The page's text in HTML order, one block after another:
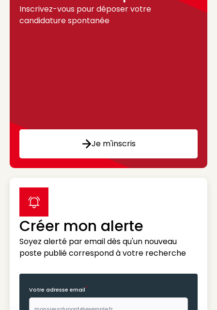
Inscrivez-vous pour déposer votre
candidature spontanée
Je m'inscris
Créer mon alerte
Soyez alerté par email dès qu'un nouveau
poste publié correspond à votre recherche
label icon
Votre adresse email*